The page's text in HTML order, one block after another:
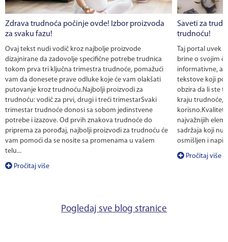
Zdrava trudnoća počinje ovde! Izbor proizvoda
za svaku fazu!
Ovaj tekst nudi vodič kroz najbolje proizvode
dizajnirane da zadovolje specifične potrebe trudnica
tokom prva tri ključna trimestra trudnoće, pomažući
vam da donesete prave odluke koje će vam olakšati
putovanje kroz trudnoću.Najbolji proizvodi za
trudnoću: vodič za prvi, drugi i treći trimestarSvaki
trimestar trudnoće donosi sa sobom jedinstvene
potrebe i izazove. Od prvih znakova trudnoće do
priprema za porođaj, najbolji proizvodi za trudnoću će
vam pomoći da se nosite sa promenama u vašem
telu...
Pročitaj više
Saveti za
trudnoću!
Taj portal uvek
brine o svojim
informativne, ali
tekstove koji
obzira da li ste
kraju trudnoće,
korisno.Kvalitet
najvažnijih
sadržaja koji
osmišljen i
Pročitaj više
Pogledaj sve blog stranice